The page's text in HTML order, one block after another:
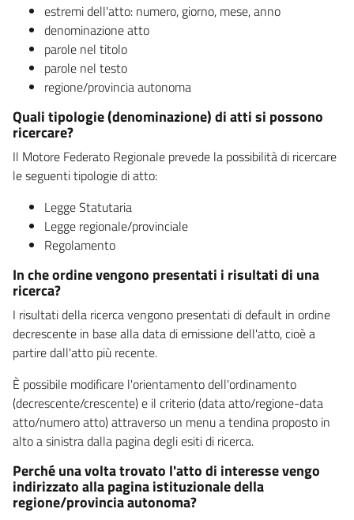
estremi dell'atto: numero, giorno, mese, anno
denominazione atto
parole nel titolo
parole nel testo
regione/provincia autonoma
Quali tipologie (denominazione) di atti si possono
ricercare?
Il Motore Federato Regionale prevede la possibilità di ricercare
le seguenti tipologie di atto:
Legge Statutaria
Legge regionale/provinciale
Regolamento
In che ordine vengono presentati i risultati di una
ricerca?
I risultati della ricerca vengono presentati di default in ordine
decrescente in base alla data di emissione dell'atto, cioè a
partire dall'atto più recente.
È possibile modificare l'orientamento dell'ordinamento
(decrescente/crescente) e il criterio (data atto/regione-data
atto/numero atto) attraverso un menu a tendina proposto in
alto a sinistra dalla pagina degli esiti di ricerca.
Perché una volta trovato l'atto di interesse vengo
indirizzato alla pagina istituzionale della
regione/provincia autonoma?